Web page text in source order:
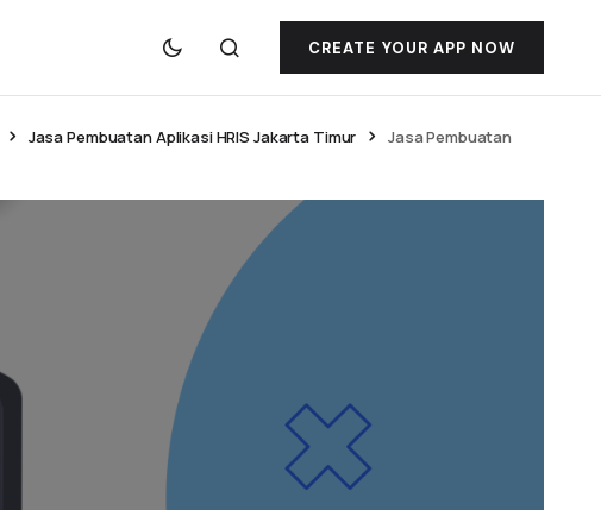
CREATE YOUR APP NOW
Jasa Pembuatan Aplikasi HRIS Jakarta Timur
Jasa Pembuatan